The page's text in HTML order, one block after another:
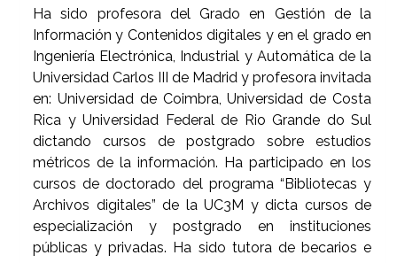
Ha sido profesora del Grado en Gestión de la
Información y Contenidos digitales y en el grado en
Ingeniería Electrónica, Industrial y Automática de la
Universidad Carlos III de Madrid y profesora invitada
en: Universidad de Coimbra, Universidad de Costa
Rica y Universidad Federal de Rio Grande do Sul
dictando cursos de postgrado sobre estudios
métricos de la información. Ha participado en los
cursos de doctorado del programa “Bibliotecas y
Archivos digitales” de la UC3M y dicta cursos de
especialización y postgrado en instituciones
públicas y privadas. Ha sido tutora de becarios e